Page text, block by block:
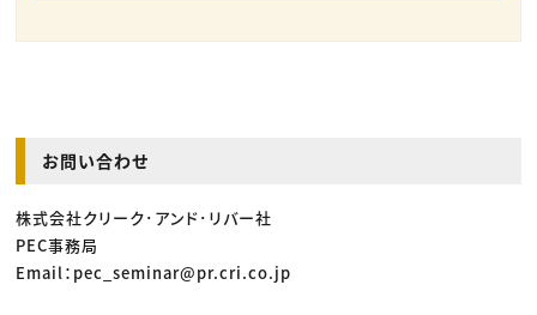
お問い合わせ
株式会社クリーク･アンド･リバー社
PEC事務局
Email：pec_seminar@pr.cri.co.jp